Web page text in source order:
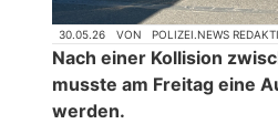
30.05.26 VON POLIZEI.NEWS
Nach einer Kollision
musste am Freitag eine
werden.